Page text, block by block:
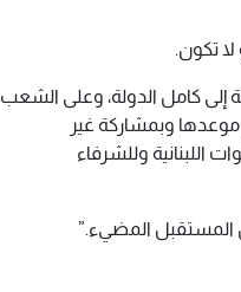
لا تكون.
إلى كامل الدولة، وعلى الشعب
موعدها وبمشاركة غير
اللبنانية وللشرفاء
المستقبل المضيء.”